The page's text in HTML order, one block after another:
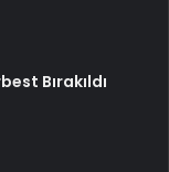
Bırakıldı